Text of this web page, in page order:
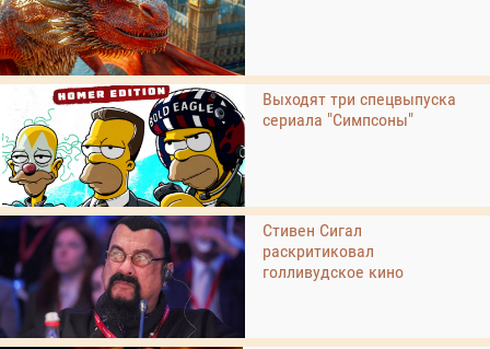
Выходят три спецвыпуска
сериала "Симпсоны"
Стивен Сигал
раскритиковал
голливудское кино